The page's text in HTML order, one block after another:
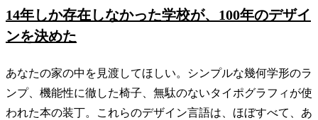
14年しか存在しなかった学校が、100年のデザイ
ンを決めた
あなたの家の中を見渡してほしい。シンプルな幾何学形のラ
ンプ、機能性に徹した椅子、無駄のないタイポグラフィが使
われた本の装丁。これらのデザイン言語は、ほぼすべて、あ